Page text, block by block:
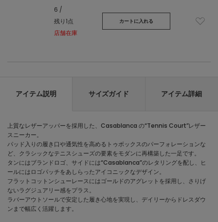
6 /
残り1点
店舗在庫
カートに入れる
アイテム説明 サイズガイド アイテム詳細
上質なレザーアッパーを採用した、Casablanca の“Tennis Court”レザー
スニーカー。
パッド入りの履き口や通気性を高めるトゥボックスのパーフォレーションな
ど、クラシックなテニスシューズの要素をモダンに再構築した一足です。
タンにはブランドロゴ、サイドには“Casablanca”のレタリングを配し、ヒ
ールにはロゴパッチをあしらったアイコニックなデザイン。
フラットコットンシューレースにはゴールドのアグレットを採用し、さりげ
ないラグジュアリー感をプラス。
ラバーアウトソールで安定した履き心地を実現し、デイリーからドレスダウ
ンまで幅広く活躍します。